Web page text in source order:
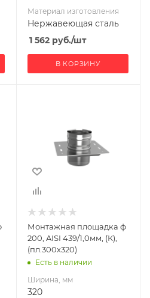
Материал изготовления
Нержавеющая сталь
1 562руб./шт
В КОРЗИНУ
Глубина, мм
Высота, мм
160
Материал
Нержавеющая
сталь
Производитель
УМК
Монтажная площадка ф
200, AISI 439/1,0мм, (К),
(пл.300х320)
Есть в наличии
Ширина, мм
320